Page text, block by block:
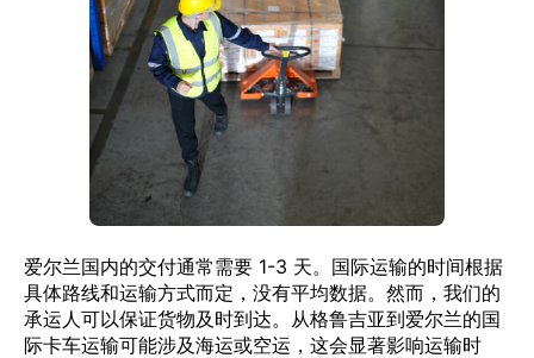
爱尔兰国内的交付通常需要 1-3 天。国际运输的时间根据
具体路线和运输方式而定，没有平均数据。然而，我们的
承运人可以保证货物及时到达。从格鲁吉亚到爱尔兰的国
际卡车运输可能涉及海运或空运，这会显著影响运输时